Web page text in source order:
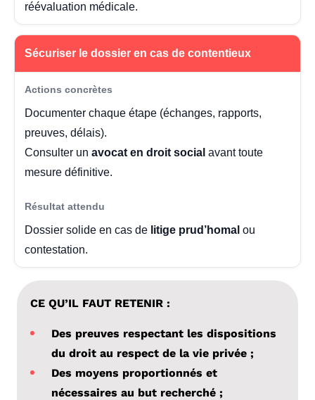
réévaluation médicale.
Sécuriser le dossier en cas de contentieux
Documenter chaque étape (échanges, rapports,
preuves, délais).
Consulter un avocat en droit social avant toute
mesure définitive.
Dossier solide en cas de litige prud’homal ou
contestation.
CE QU’IL FAUT RETENIR :
Des preuves respectant les dispositions
du droit au respect de la vie privée ;
Des moyens proportionnés et
nécessaires au but recherché ;